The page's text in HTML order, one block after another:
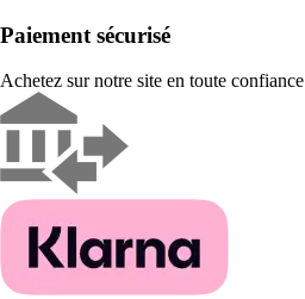
Paiement sécurisé
Achetez sur notre site en toute confiance